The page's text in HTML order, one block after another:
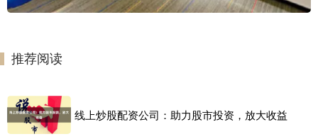
推荐阅读
线上炒股配资公司：助力股市投资，放大收益